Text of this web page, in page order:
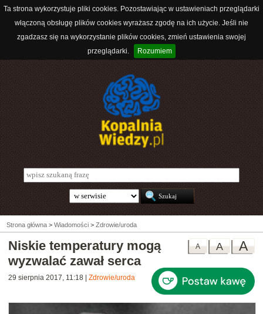
Ta strona wykorzystuje pliki cookies. Pozostawiając w ustawieniach przeglądarki
włączoną obsługę plików cookies wyrażasz zgodę na ich użycie. Jeśli nie
zgadzasz się na wykorzystanie plików cookies, zmień ustawienia swojej
przeglądarki.
Rozumiem
Strona główna > Wiadomości > Zdrowie/uroda
A
A
A
Niskie temperatury mogą
wyzwalać zawał serca
29 sierpnia 2017, 11:18 Zdrowie/uroda